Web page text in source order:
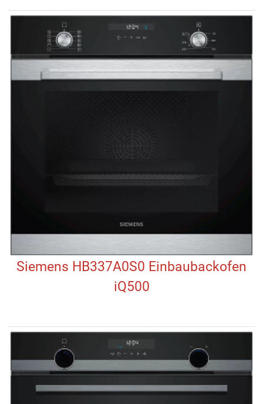
Siemens HB337A0S0 Einbaubackofen
iQ500